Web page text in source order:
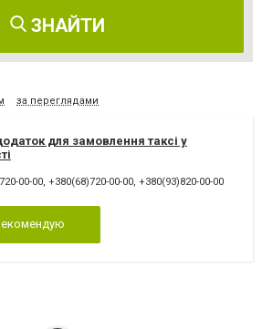
ЗНАЙТИ
за переглядами
для замовлення таксі у
00-00, +380(68)720-00-00, +380(93)820-00-00